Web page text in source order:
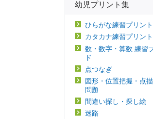
幼児プリント集
ひらがな練習プリン
カタカナ練習プリン
数・数字・算数 練習
ド
点つなぎ
図形・位置把握・点
問題
間違い探し・探し絵
迷路